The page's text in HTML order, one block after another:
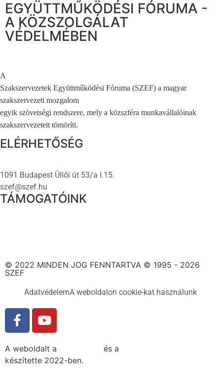
EGYÜTTMŰKÖDÉSI FÓRUMA -
A KÖZSZOLGÁLAT
VÉDELMÉBEN
A
Szakszervezetek Együttműködési Fóruma (SZEF) a magyar
szakszervezeti mozgalom
egyik szövetségi rendszere, mely a közszféra munkavállalóinak
szakszervezeteit tömöríti.
ELÉRHETŐSÉG
1091 Budapest Üllői út 53/a I.15.
szef@szef.hu
TÁMOGATÓINK
© 2022 MINDEN JOG FENNTARTVA © 1995 - 2026
SZEF
AdatvédelemA weboldalon cookie-kat használunk
A weboldalt a és a
készítette 2022-ben.